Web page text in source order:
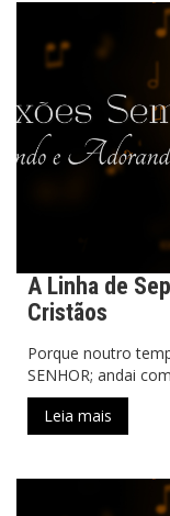
A Linha de
Cristãos
Porque noutro
SENHOR; andai
Leia mais